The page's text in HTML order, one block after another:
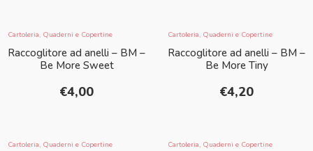
Cartoleria, Quaderni e Copertine
Raccoglitore ad anelli – BM –
Be More Sweet
€4,00
Cartoleria, Quaderni e Copertine
Raccoglitore ad anelli – BM –
Be More Tiny
€4,20
Cartoleria, Quaderni e Copertine Cartoleria, Quaderni e Copertine